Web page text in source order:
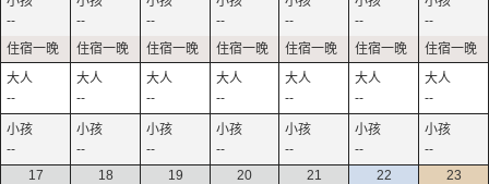
--
--
--
--
--
--
--
--
--
--
--
--
--
--
--
--
--
--
--
--
--
17
18 19 20 21 22 23